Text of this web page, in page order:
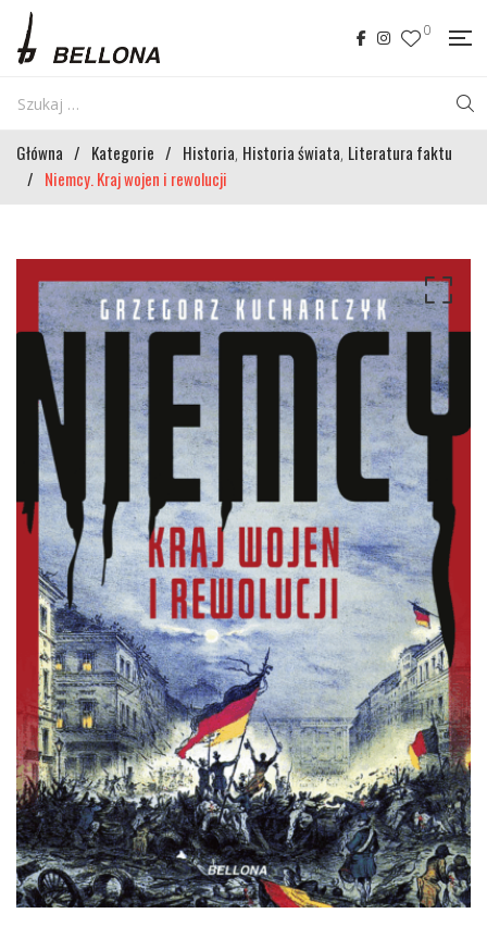
0
Główna / Kategorie / Historia, Historia świata, Literatura faktu
/ Niemcy. Kraj wojen i rewolucji